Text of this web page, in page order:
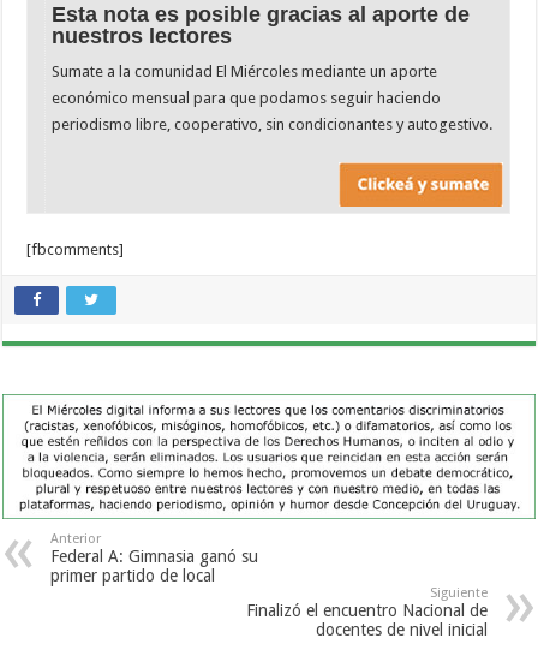
Esta nota es posible gracias al aporte de
nuestros lectores
Sumate a la comunidad El Miércoles mediante un aporte
económico mensual para que podamos seguir haciendo
periodismo libre, cooperativo, sin condicionantes y autogestivo.
[fbcomments]
Anterior
Federal A: Gimnasia ganó su
primer partido de local
Siguiente
Finalizó el encuentro Nacional de
docentes de nivel inicial